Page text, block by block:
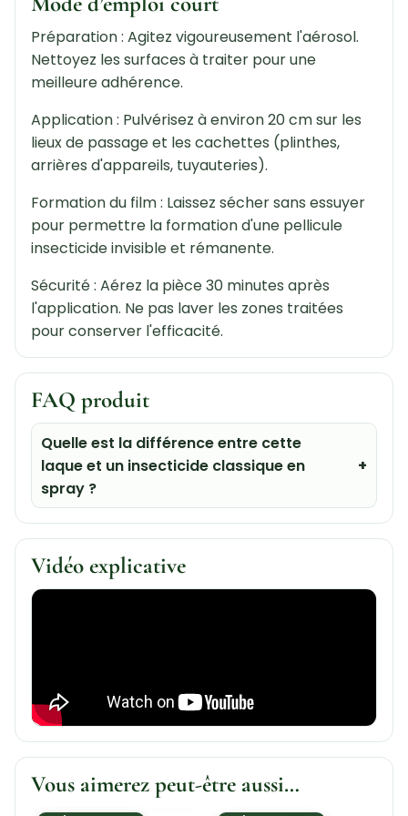
Préparation : Agitez vigoureusement l'aérosol.
Nettoyez les surfaces à traiter pour une
meilleure adhérence.
Application : Pulvérisez à environ 20 cm sur les
lieux de passage et les cachettes (plinthes,
arrières d'appareils, tuyauteries).
Formation du film : Laissez sécher sans essuyer
pour permettre la formation d'une pellicule
insecticide invisible et rémanente.
Sécurité : Aérez la pièce 30 minutes après
l'application. Ne pas laver les zones traitées
pour conserver l'efficacité.
FAQ produit
Quelle est la différence entre cette
laque et un insecticide classique en
spray ?
Vidéo explicative
Vous aimerez peut-être aussi…